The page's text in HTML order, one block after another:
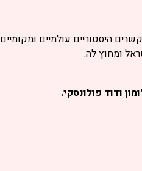
היסטוריים עולמיים ומקומיים
ומחוץ לה.
ודוד פולונסקי.